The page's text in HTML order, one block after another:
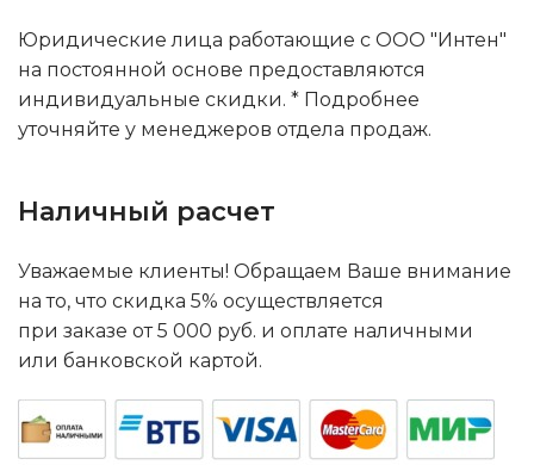
Юридические лица работающие с ООО "Интен"
на постоянной основе предоставляются
индивидуальные скидки. * Подробнее
уточняйте у менеджеров отдела продаж.
Наличный расчет
Уважаемые клиенты! Обращаем Ваше внимание
на то, что скидка 5% осуществляется
при заказе от 5 000 руб. и оплате наличными
или банковской картой.